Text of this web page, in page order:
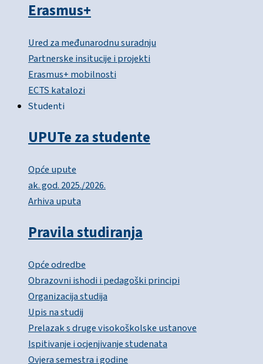
Erasmus+
Ured za međunarodnu suradnju
Partnerske insitucije i projekti
Erasmus+ mobilnosti
ECTS katalozi
Studenti
UPUTe za studente
Opće upute
ak. god. 2025./2026.
Arhiva uputa
Pravila studiranja
Opće odredbe
Obrazovni ishodi i pedagoški principi
Organizacija studija
Upis na studij
Prelazak s druge visokoškolske ustanove
Ispitivanje i ocjenjivanje studenata
Ovjera semestra i godine